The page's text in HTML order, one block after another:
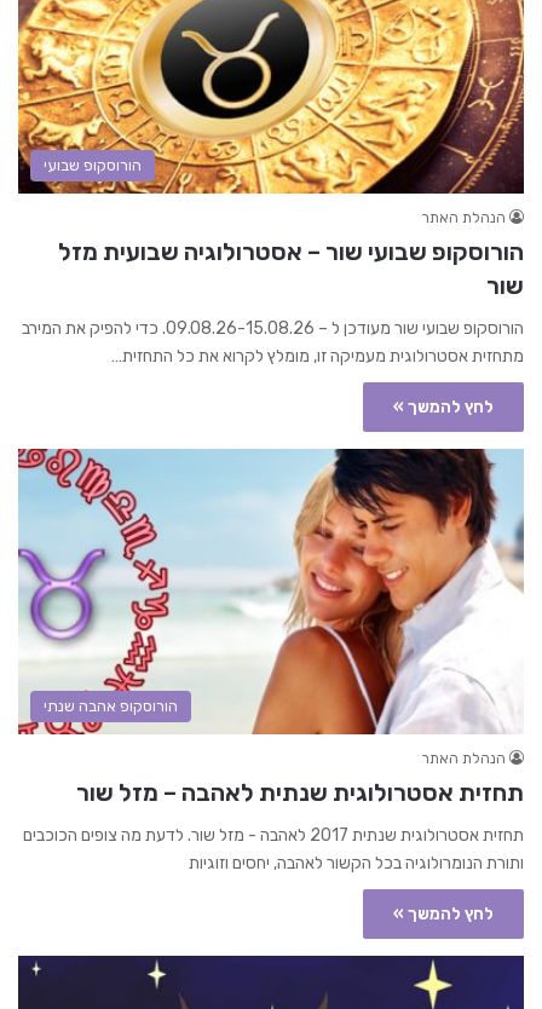
הורוסקופ שבועי
הנהלת האתר
הורוסקופ שבועי שור – אסטרולוגיה שבועית מזל
שור
הורוסקופ שבועי שור מעודכן ל – 09.08.26-15.08.26. כדי להפיק את המירב
מתחזית אסטרולוגית מעמיקה זו, מומלץ לקרוא את כל התחזית…
לחץ להמשך »
הורוסקופ אהבה שנתי
הנהלת האתר
תחזית אסטרולוגית שנתית לאהבה – מזל שור
תחזית אסטרולוגית שנתית 2017 לאהבה - מזל שור. לדעת מה צופים הכוכבים
ותורת הנומרולוגיה בכל הקשור לאהבה, יחסים וזוגיות
לחץ להמשך »